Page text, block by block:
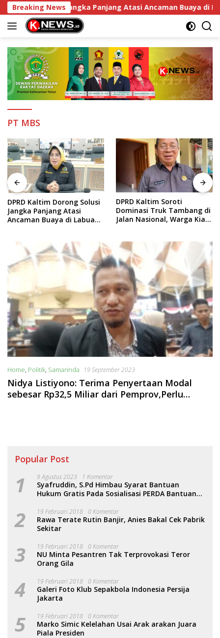
Langsung
ke
konten
Breaking News
Solusi Jangka Panjang Atasi Ancaman Buaya di
PT MBS
DPRD Kaltim Dorong Solusi
Jangka Panjang Atasi
Ancaman Buaya di Labuan
DPRD Kaltim Soroti
Dominasi Truk Tambang di
Jalan Nasional, Warga Kian
Home, Politik, Samarinda 19 September 2023
Nidya Listiyono: Terima Penyertaan Modal
sebesar Rp32,5 Miliar dari Pemprov,Perlu
Popular Post
1 9 Agustus 2023 1 Komentar
Syafruddin, S.Pd Himbau Syarat Bantuan
Hukum Gratis Pada Sosialisasi PERDA Bantuan
2 19 Februari 2018 0 Komentar
Rawa Terate Rutin Banjir, Anies Bakal Cek Pabrik
Sekitar
3 19 Februari 2018 0 Komentar
NU Minta Pesantren Tak Terprovokasi Teror
Orang Gila
4 19 Februari 2018 0 Komentar
Galeri Foto Klub Sepakbola Indonesia Persija
Jakarta
5 19 Februari 2018 0 Komentar
Marko Simic Kelelahan Usai Arak arakan Juara
Piala Presiden